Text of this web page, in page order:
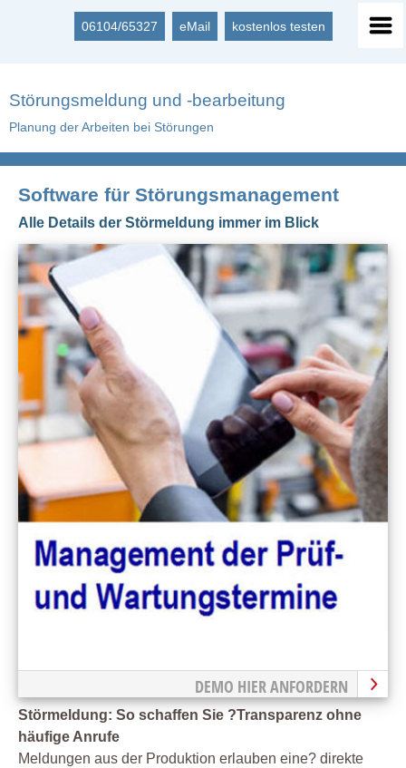
06104/65327 eMail kostenlos testen
Störungsmeldung und -bearbeitung
Planung der Arbeiten bei Störungen
Software für Störungsmanagement
Alle Details der Störmeldung immer im Blick
DEMO HIER ANFORDERN
Störmeldung: So schaffen Sie ?Transparenz ohne
häufige Anrufe
Meldungen aus der Produktion erlauben eine? direkte